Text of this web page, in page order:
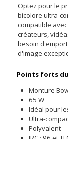
Optez pour le
bicolore ultra-
compatible
créateurs,
besoin
d'image
Points forts du
Monture
65 W
Idéal pour
Ultra-
Polyvalent
IRC : 96 et